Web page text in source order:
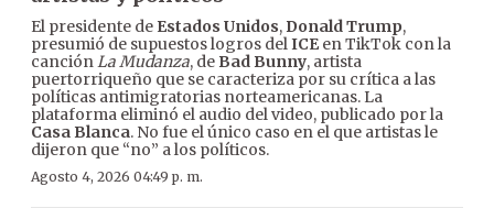
El presidente de Estados Unidos, Donald Trump,
presumió de supuestos logros delICE en TikTok con la
canciónLa Mudanza, de Bad Bunny, artista
puertorriqueño que se caracteriza por su crítica a las
políticas antimigratorias norteamericanas. La
plataforma eliminó el audio del video, publicado por la
Casa Blanca. No fue el único caso en el que artistas le
dijeron que “no” a los políticos.
Agosto 4, 2026 04:49 p. m.